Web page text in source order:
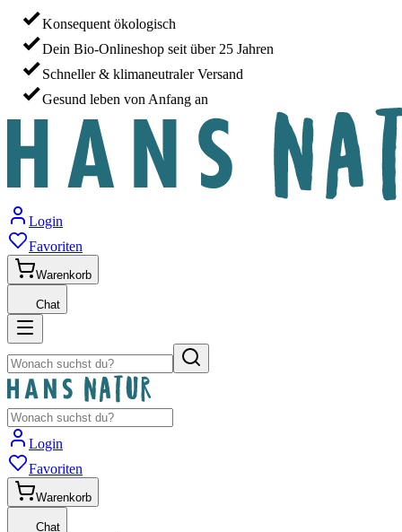
Konsequent ökologisch
Dein Bio-Onlineshop seit über 25 Jahren
Schneller & klimaneutraler Versand
Gesund leben von Anfang an
Login
Favoriten
Warenkorb
Chat
Login
Favoriten
Warenkorb
Chat